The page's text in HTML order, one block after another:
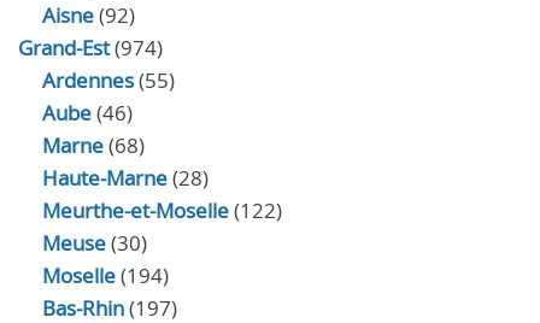
Aisne(92)
Grand-Est(974)
Ardennes(55)
Aube(46)
Marne(68)
Haute-Marne(28)
Meurthe-et-Moselle(122)
Meuse(30)
Moselle(194)
Bas-Rhin(197)